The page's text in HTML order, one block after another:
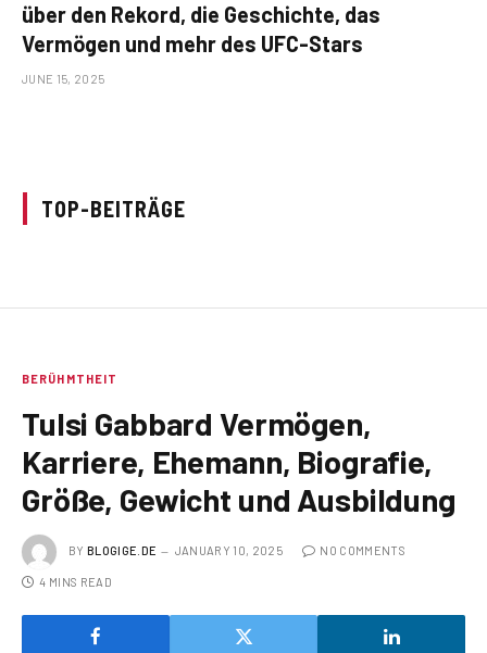
über den Rekord, die Geschichte, das
Vermögen und mehr des UFC-Stars
JUNE 15, 2025
TOP-BEITRÄGE
BERÜHMTHEIT
Tulsi Gabbard Vermögen,
Karriere, Ehemann, Biografie,
Größe, Gewicht und Ausbildung
BY BLOGIGE.DE JANUARY 10, 2025 NO COMMENTS
4 MINS READ